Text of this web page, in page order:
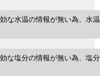
な水温の情報が無い為、水
な塩分の情報が無い為、塩